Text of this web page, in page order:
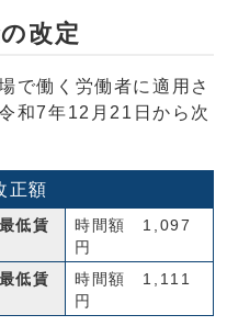
改定
で働く労働者に適用さ
和7年12月21日から次
正額
低賃
時間額 1,097
円
低賃
時間額 1,111
円